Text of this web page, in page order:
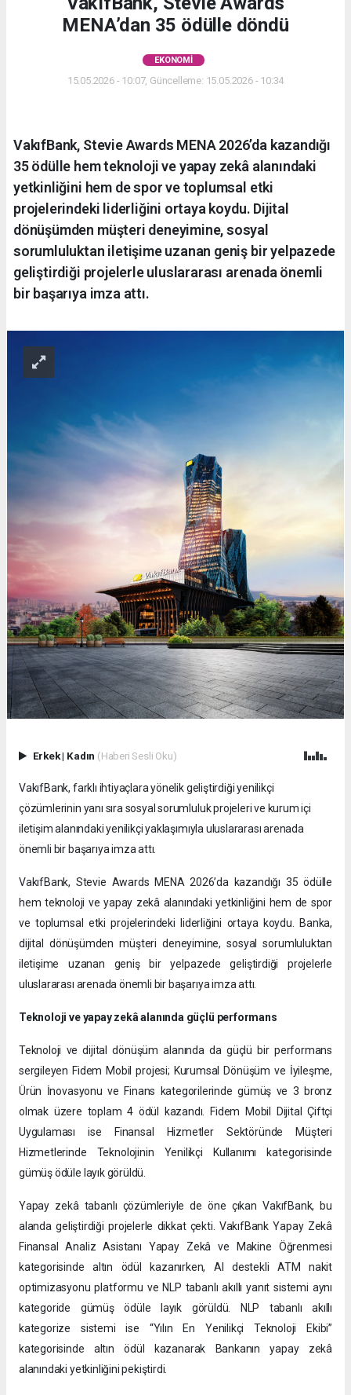
MENA’dan 35 ödülle döndü
EKONOMI
15.05.2026 - 10:07, Güncelleme: 15.05.2026 - 10:34
VakıfBank, Stevie Awards MENA 2026’da kazandığı
35 ödülle hem teknoloji ve yapay zekâ alanındaki
yetkinliğini hem de spor ve toplumsal etki
projelerindeki liderliğini ortaya koydu. Dijital
dönüşümden müşteri deneyimine, sosyal
sorumluluktan iletişime uzanan geniş bir yelpazede
geliştirdiği projelerle uluslararası arenada önemli
bir başarıya imza attı.
Erkek| Kadın (Haberi Sesli Oku)
VakıfBank, farklı ihtiyaçlara yönelik geliştirdiği yenilikçi
çözümlerinin yanı sıra sosyal sorumluluk projeleri ve kurum içi
iletişim alanındaki yenilikçi yaklaşımıyla uluslararası arenada
önemli bir başarıya imza attı.
VakıfBank, Stevie Awards MENA 2026’da kazandığı 35 ödülle
hem teknoloji ve yapay zekâ alanındaki yetkinliğini hem de spor
ve toplumsal etki projelerindeki liderliğini ortaya koydu. Banka,
dijital dönüşümden müşteri deneyimine, sosyal sorumluluktan
iletişime uzanan geniş bir yelpazede geliştirdiği projelerle
uluslararası arenada önemli bir başarıya imza attı.
Teknoloji ve yapay zekâ alanında güçlü performans
Teknoloji ve dijital dönüşüm alanında da güçlü bir performans
sergileyen Fidem Mobil projesi; Kurumsal Dönüşüm ve İyileşme,
Ürün İnovasyonu ve Finans kategorilerinde gümüş ve 3 bronz
olmak üzere toplam 4 ödül kazandı. Fidem Mobil Dijital Çiftçi
Uygulaması ise Finansal Hizmetler Sektöründe Müşteri
Hizmetlerinde Teknolojinin Yenilikçi Kullanımı kategorisinde
gümüş ödüle layık görüldü.
Yapay zekâ tabanlı çözümleriyle de öne çıkan VakıfBank, bu
alanda geliştirdiği projelerle dikkat çekti. VakıfBank Yapay Zekâ
Finansal Analiz Asistanı Yapay Zekâ ve Makine Öğrenmesi
kategorisinde altın ödül kazanırken, AI destekli ATM nakit
optimizasyonu platformu ve NLP tabanlı akıllı yanıt sistemi aynı
kategoride gümüş ödüle layık görüldü. NLP tabanlı akıllı
kategorize sistemi ise “Yılın En Yenilikçi Teknoloji Ekibi”
kategorisinde altın ödül kazanarak Bankanın yapay zekâ
alanındaki yetkinliğini pekiştirdi.